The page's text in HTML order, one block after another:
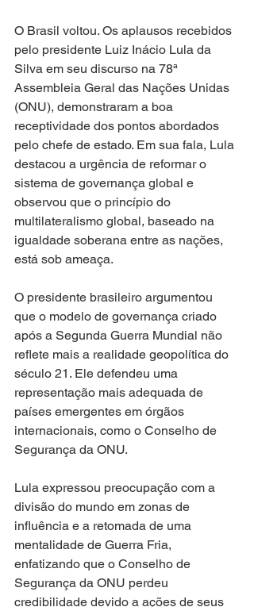
O Brasil voltou. Os aplausos recebidos
pelo presidente Luiz Inácio Lula da
Silva em seu discurso na 78ª
Assembleia Geral das Nações Unidas
(ONU), demonstraram a boa
receptividade dos pontos abordados
pelo chefe de estado. Em sua fala, Lula
destacou a urgência de reformar o
sistema de governança global e
observou que o princípio do
multilateralismo global, baseado na
igualdade soberana entre as nações,
está sob ameaça.
O presidente brasileiro argumentou
que o modelo de governança criado
após a Segunda Guerra Mundial não
reflete mais a realidade geopolítica do
século 21. Ele defendeu uma
representação mais adequada de
países emergentes em órgãos
internacionais, como o Conselho de
Segurança da ONU.
Lula expressou preocupação com a
divisão do mundo em zonas de
influência e a retomada de uma
mentalidade de Guerra Fria,
enfatizando que o Conselho de
Segurança da ONU perdeu
credibilidade devido a ações de seus